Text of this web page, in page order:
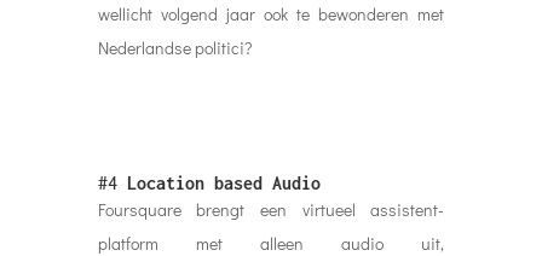
wellicht volgend jaar ook te bewonderen met
Nederlandse politici?
#4 Location based Audio
Foursquare brengt een virtueel assistent-
platform met alleen audio uit,